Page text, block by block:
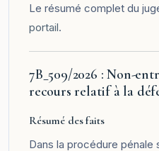
Le résumé complet du
portail.
7B_509/2026 : Non-
recours relatif à la
Résumé des faits
Dans la procédure